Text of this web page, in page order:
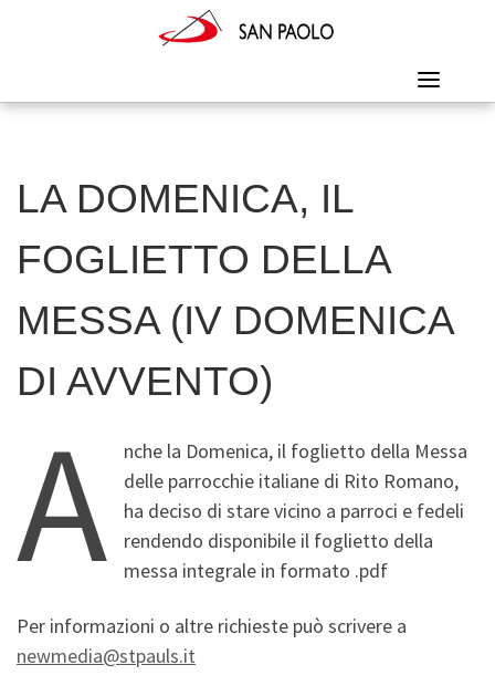
LA DOMENICA, IL
FOGLIETTO DELLA
MESSA (IV DOMENICA
DI AVVENTO)
A
nche la Domenica, il foglietto della Messa
delle parrocchie italiane di Rito Romano,
ha deciso di stare vicino a parroci e fedeli
rendendo disponibile il foglietto della
messa integrale in formato .pdf
Per informazioni o altre richieste può scrivere a
newmedia@stpauls.it